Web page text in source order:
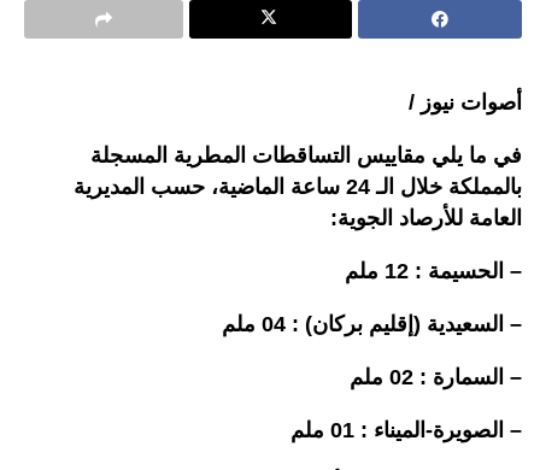
أصوات نيوز /
في ما يلي مقاييس التساقطات المطرية المسجلة
بالمملكة خلال الـ 24 ساعة الماضية، حسب المديرية
العامة للأرصاد الجوية:
– الحسيمة : 12 ملم
– السعيدية (إقليم بركان) : 04 ملم
– السمارة : 02 ملم
– الصويرة-الميناء : 01 ملم